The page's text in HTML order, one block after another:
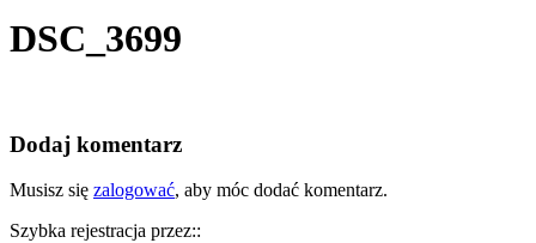
DSC_3699
Dodaj komentarz
Musisz się zalogować, aby móc dodać komentarz.
Szybka rejestracja przez::